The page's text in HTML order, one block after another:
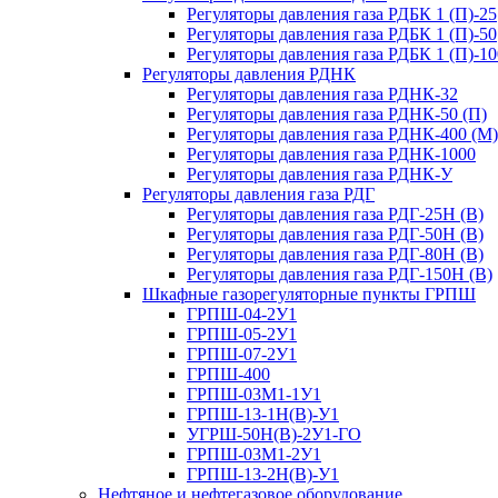
Регуляторы давления газа РДБК 1 (П)-25
Регуляторы давления газа РДБК 1 (П)-50
Регуляторы давления газа РДБК 1 (П)-
Регуляторы давления РДНК
Регуляторы давления газа РДНК-32
Регуляторы давления газа РДНК-50 (П)
Регуляторы давления газа РДНК-400 (М)
Регуляторы давления газа РДНК-1000
Регуляторы давления газа РДНК-У
Регуляторы давления газа РДГ
Регуляторы давления газа РДГ-25Н (В)
Регуляторы давления газа РДГ-50Н (В)
Регуляторы давления газа РДГ-80Н (В)
Регуляторы давления газа РДГ-150Н (В)
Шкафные газорегуляторные пункты ГРПШ
ГРПШ-04-2У1
ГРПШ-05-2У1
ГРПШ-07-2У1
ГРПШ-400
ГРПШ-03М1-1У1
ГРПШ-13-1Н(В)-У1
УГРШ-50Н(В)-2У1-ГО
ГРПШ-03М1-2У1
ГРПШ-13-2Н(В)-У1
Нефтяное и нефтегазовое оборудование